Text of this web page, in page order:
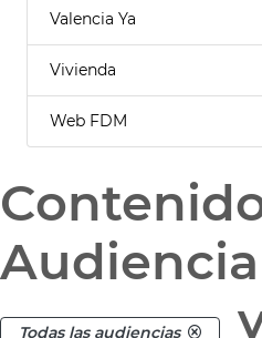
Valencia Ya
Vivienda
Web FDM
Audiencia
Todas las audiencias